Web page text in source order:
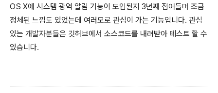
OS X에 시스템 광역 알림 기능이 도입된지 3년째 접어들며 조금
정체된 느낌도 있었는데 여러모로 관심이 가는 기능입니다. 관심
있는 개발자분들은 깃허브에서 소스코드를 내려받아 테스트 할 수
있습니다.